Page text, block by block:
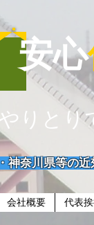
安心
りと
会社概要 代表
奈川県等の